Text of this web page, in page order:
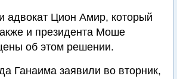
адвокат Цион Амир, который
и президента Моше
об этом решении.
Ганаима заявили во вторник,